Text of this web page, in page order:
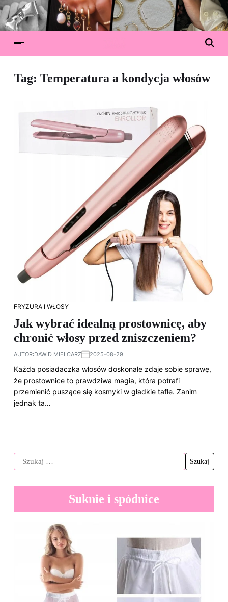
Tag: Temperatura a kondycja włosów
FRYZURA I WŁOSY
Jak wybrać idealną prostownicę, aby
chronić włosy przed zniszczeniem?
AUTOR:DAWID MIELCARZ 2025-08-29
Każda posiadaczka włosów doskonale zdaje sobie sprawę,
że prostownice to prawdziwa magia, która potrafi
przemienić puszące się kosmyki w gładkie tafle. Zanim
jednak ta…
Suknie i spódnice